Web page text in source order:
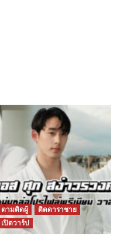
ตามติดผู้
ติดดาราชาย
เปิดวาร์ป